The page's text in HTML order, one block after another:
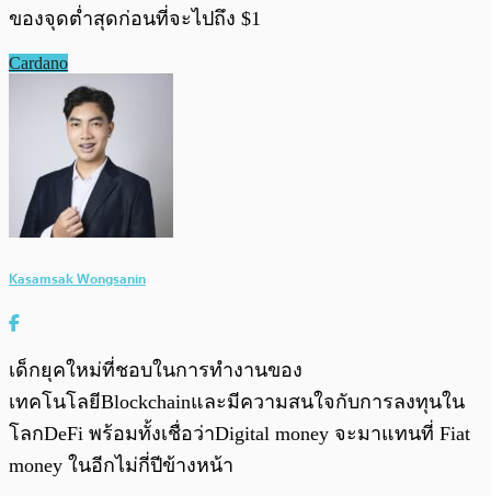
ของจุดต่ำสุดก่อนที่จะไปถึง $1
Cardano
Kasamsak Wongsanin
เด็กยุคใหม่ที่ชอบในการทำงานของ
เทคโนโลยีBlockchainและมีความสนใจกับการลงทุนใน
โลกDeFi พร้อมทั้งเชื่อว่าDigital money จะมาแทนที่ Fiat
money ในอีกไม่กี่ปีข้างหน้า